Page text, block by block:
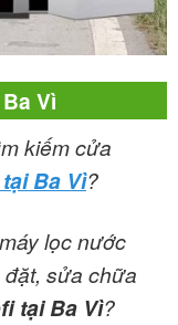
Vì
kiếm cửa
Ba Vì?
lọc nước
sửa chữa
tại Ba Vì?